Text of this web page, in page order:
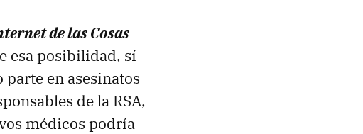
de las Cosas
esa posibilidad, sí
en asesinatos
de la RSA,
médicos podría